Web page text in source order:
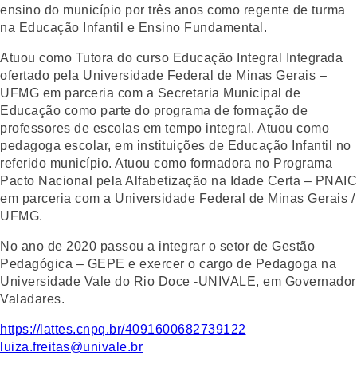
ensino do município por três anos como regente de turma
na Educação Infantil e Ensino Fundamental.
Atuou como Tutora do curso Educação Integral Integrada
ofertado pela Universidade Federal de Minas Gerais –
UFMG em parceria com a Secretaria Municipal de
Educação como parte do programa de formação de
professores de escolas em tempo integral. Atuou como
pedagoga escolar, em instituições de Educação Infantil no
referido município. Atuou como formadora no Programa
Pacto Nacional pela Alfabetização na Idade Certa – PNAIC
em parceria com a Universidade Federal de Minas Gerais /
UFMG.
No ano de 2020 passou a integrar o setor de Gestão
Pedagógica – GEPE e exercer o cargo de Pedagoga na
Universidade Vale do Rio Doce -UNIVALE, em Governador
Valadares.
https://lattes.cnpq.br/4091600682739122
luiza.freitas@univale.br